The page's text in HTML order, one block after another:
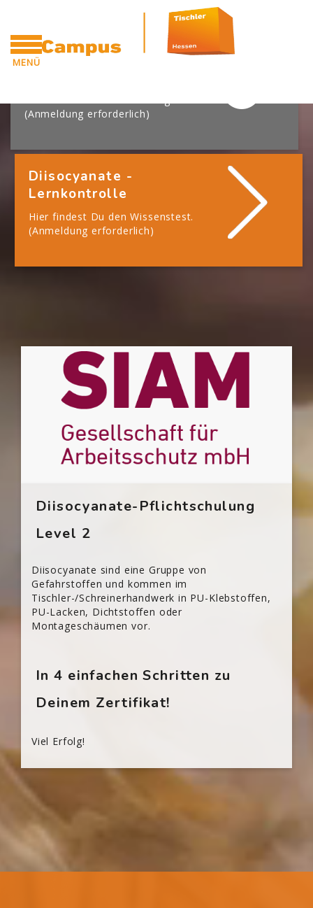
MENÜ
Zum Hauptinhalt
Blöcke
[Cocoon] Boxes überspringen
(Anmeldung erforderlich)
Diisocyanate -
Lernkontrolle
Hier findest Du den Wissenstest.
(Anmeldung erforderlich)
Blöcke
[Cocoon] Custom HTML überspringen
Diisocyanate-Pflichtschulung
Level 2
Diisocyanate sind eine Gruppe von
Gefahrstoffen und kommen im
Tischler-/Schreinerhandwerk in PU-Klebstoffen,
PU-Lacken, Dichtstoffen oder
Montageschäumen vor.
In 4 einfachen Schritten zu
Deinem Zertifikat!
Viel Erfolg!
[Cocoon] Custom HTML überspringen
Blöcke